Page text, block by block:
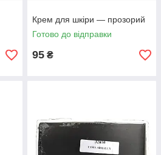
Крем для шкіри — прозорий
Готово до відправки
95 ₴